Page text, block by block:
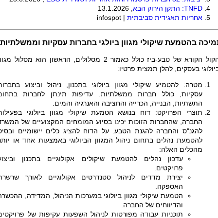
TNFD: התקן הירוק הבא
אחריות תאגידית סביבתית |
infospot
בהטמעת שיקולי מגוון ביולגי בחברות עסקיות וממשלתיות
הקול הקורא של טבע-ביז כולל כאמור 2 מסלולים, הראשון הוא מסלול
בעסקים, להלן תמצית פרטיו:
מטרה: להטמיע שיקולי מגוון ביולוגי בתכנון, ניהול וביצוע
עסקיות, כולל חברות ממשלתיות. עדיפות תינתן לחברות
התשתיות, הבנייה, הכרייה והחציבה והאנרגיה והמים.
תוצרי הפרויקט: דוח בנושא הטמעת שיקולי מגוון ביולוגי
החברה, שהחברות הזוכות יכינו בסיוע המומחים המקצועיים של
להגנ"ס והחברה להגנת הטבע. על הדוח להציג כלים יישומיים
להטמעת נהלים בתחום ניהול המגוון הביולוגי באמצעות אחד או
מהכלים האלה:
עדכון נהלים להטמעת שיקולים אקולוגיים בתכנון
פרויקטים.
יצירת מדדים לניהול סטנדרטים אקולוגיים לאורך
האספקה.
הטמעת שיקולי מגוון ביולוגי במערכות הניהול, המדידה,
והדיווחים של החברה.
תוכניות עבודה מפורטות לניהול השפעות עקיפות של